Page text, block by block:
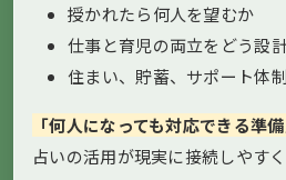
授かれたら何人を望むか
仕事と育児の両立をどう設
住まい、貯蓄、サポート体
「何人になっても対応できる準備
占いの活用が現実に接続しやすく